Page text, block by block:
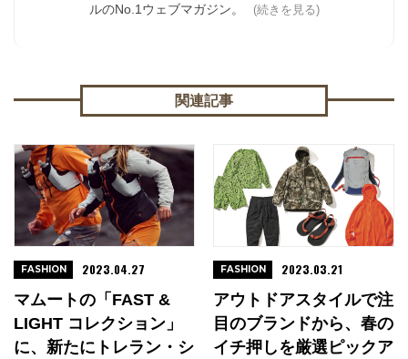
ルのNo.1ウェブマガジン。
(続きを見る)
関連記事
マムートの「FAST &
LIGHT コレクション」
に、新たにトレラン・シ
FASHION 2023.04.27
アウトドアスタイルで注
目のブランドから、春の
イチ押しを厳選ピックア
FASHION 2023.03.21